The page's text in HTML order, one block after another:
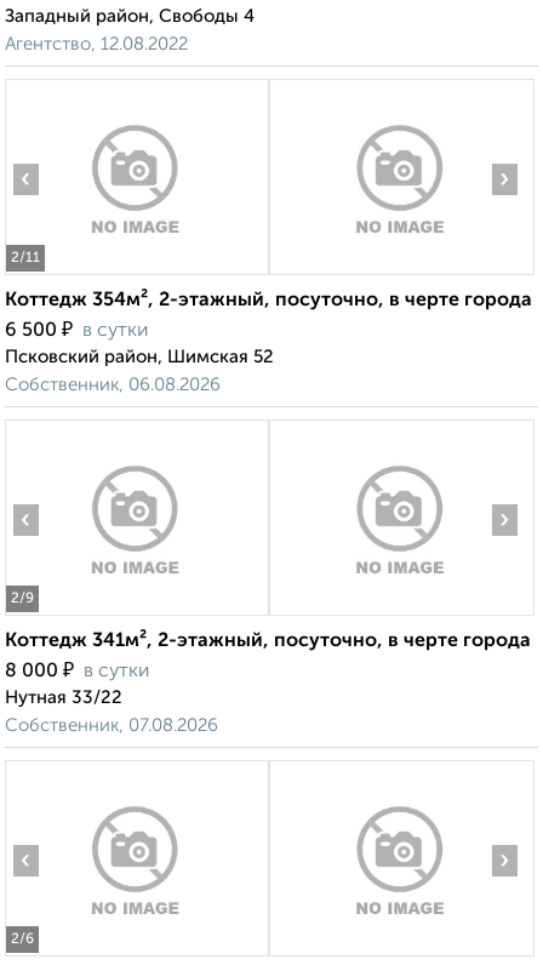
Западный район, Свободы 4
Агентство, 12.08.2022
2/11
‹ ›
Коттедж 354м², 2-этажный, посуточно, в черте города
6 500 ₽ в сутки
Псковский район, Шимская 52
Собственник, 06.08.2026
2/9
‹ ›
Коттедж 341м², 2-этажный, посуточно, в черте города
8 000 ₽ в сутки
Нутная 33/22
Собственник, 07.08.2026
2/6
‹ ›